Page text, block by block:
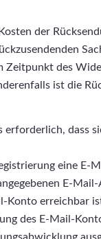
der
Zeitpunkt des
ist die
erforderlich, dass
eine E-
E-Mail-
Konto erreichbar
des E-Mail-